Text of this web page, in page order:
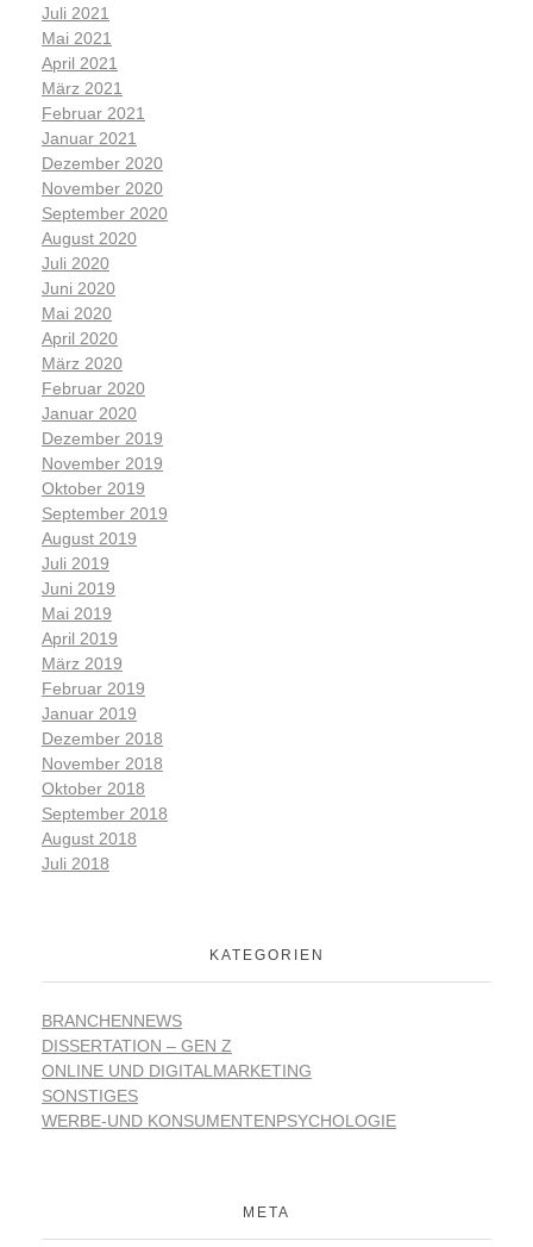
Juli 2021
Mai 2021
April 2021
März 2021
Februar 2021
Januar 2021
Dezember 2020
November 2020
September 2020
August 2020
Juli 2020
Juni 2020
Mai 2020
April 2020
März 2020
Februar 2020
Januar 2020
Dezember 2019
November 2019
Oktober 2019
September 2019
August 2019
Juli 2019
Juni 2019
Mai 2019
April 2019
März 2019
Februar 2019
Januar 2019
Dezember 2018
November 2018
Oktober 2018
September 2018
August 2018
Juli 2018
KATEGORIEN
BRANCHENNEWS
DISSERTATION – GEN Z
ONLINE UND DIGITALMARKETING
SONSTIGES
WERBE-UND KONSUMENTENPSYCHOLOGIE
META